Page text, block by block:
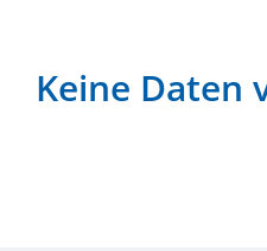
Keine Daten